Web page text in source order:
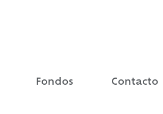
Fondos Contacto